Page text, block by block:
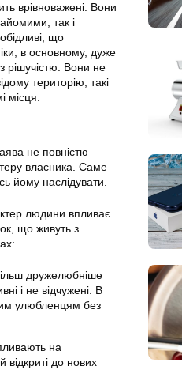
врівноважені. Вони
так і
що
в основному, дуже
рішучістю. Вони не
територію, такі
місця.
не повністю
власника. Саме
йому наслідувати.
людини впливає
що живуть з
дружелюбніше
і не відчужені. В
улюбленцям без
на
до нових